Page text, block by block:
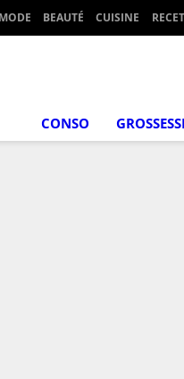
MODE BEAUTÉ CUISINE
CONSO